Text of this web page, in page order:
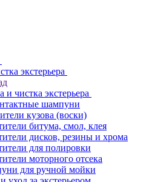
экстерьера
и чистка экстерьера
шампуни
кузова (воски)
битума, смол, клея
дисков, резины и хрома
для полировки
моторного отсека
для ручной мойки